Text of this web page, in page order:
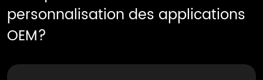
personnalisation des applications
OEM?